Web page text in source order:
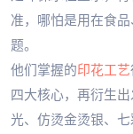
准，哪怕是用在食
题。
他们掌握的印花工艺
四大核心，再衍生
光、仿烫金烫银、